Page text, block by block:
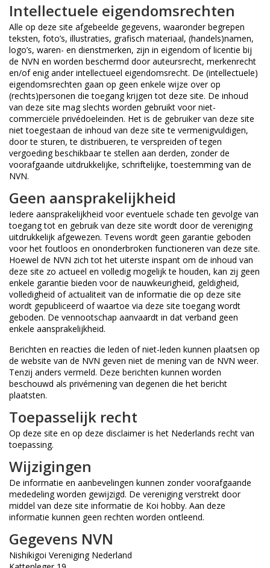
Intellectuele eigendomsrechten
Alle op deze site afgebeelde gegevens, waaronder begrepen
teksten, foto’s, illustraties, grafisch materiaal, (handels)namen,
logo’s, waren- en dienstmerken, zijn in eigendom of licentie bij
de NVN en worden beschermd door auteursrecht, merkenrecht
en/of enig ander intellectueel eigendomsrecht. De (intellectuele)
eigendomsrechten gaan op geen enkele wijze over op
(rechts)personen die toegang krijgen tot deze site. De inhoud
van deze site mag slechts worden gebruikt voor niet-
commerciële privédoeleinden. Het is de gebruiker van deze site
niet toegestaan de inhoud van deze site te vermenigvuldigen,
door te sturen, te distribueren, te verspreiden of tegen
vergoeding beschikbaar te stellen aan derden, zonder de
voorafgaande uitdrukkelijke, schriftelijke, toestemming van de
NVN.
Geen aansprakelijkheid
Iedere aansprakelijkheid voor eventuele schade ten gevolge van
toegang tot en gebruik van deze site wordt door de vereniging
uitdrukkelijk afgewezen. Tevens wordt geen garantie geboden
voor het foutloos en ononderbroken functioneren van deze site.
Hoewel de NVN zich tot het uiterste inspant om de inhoud van
deze site zo actueel en volledig mogelijk te houden, kan zij geen
enkele garantie bieden voor de nauwkeurigheid, geldigheid,
volledigheid of actualiteit van de informatie die op deze site
wordt gepubliceerd of waartoe via deze site toegang wordt
geboden. De vennootschap aanvaardt in dat verband geen
enkele aansprakelijkheid.
Berichten en reacties die leden of niet-leden kunnen plaatsen op
de website van de NVN geven niet de mening van de NVN weer.
Tenzij anders vermeld. Deze berichten kunnen worden
beschouwd als privémening van degenen die het bericht
plaatsten.
Toepasselijk recht
Op deze site en op deze disclaimer is het Nederlands recht van
toepassing.
Wijzigingen
De informatie en aanbevelingen kunnen zonder voorafgaande
mededeling worden gewijzigd. De vereniging verstrekt door
middel van deze site informatie de Koi hobby. Aan deze
informatie kunnen geen rechten worden ontleend.
Gegevens NVN
Nishikigoi Vereniging Nederland